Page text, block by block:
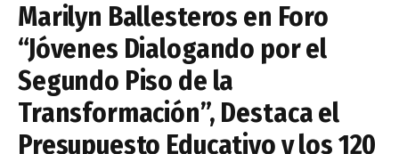
Marilyn Ballesteros en Foro
“Jóvenes Dialogando por el
Segundo Piso de la
Transformación”, Destaca el
Presupuesto Educativo y los 120